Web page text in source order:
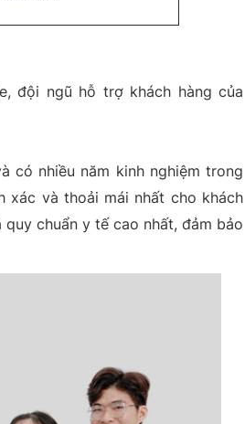
đội ngũ hỗ trợ khách hàng của
có nhiều năm kinh nghiệm trong
xác và thoải mái nhất cho khách
chuẩn y tế cao nhất, đảm bảo